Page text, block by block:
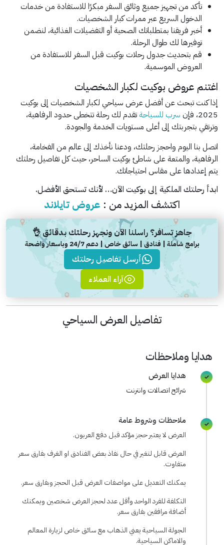
تأكد من تجهيز جميع وثائق السفر مبكرًا للاستفادة من خدمات
الدخول السريع عبر ممرات كبار الشخصيات.
أخبر فريقنا بمتطلباتك الصحية أو التفضيلات الغذائية، لنضمن
توفيرها لك طوال الرحلة.
قم بتحديث جدول رحلات بوكيت قبل السفر للاستفادة من
العروض الموسمية.
اغتنم عروض بوكيت لكبار الشخصيات
إذا كنت تبحث عن أفضل عرض سياحي لكبار الشخصيات إلى بوكيت
2025، فإن
سرب للسياحة تقدم لك رحلة تتخطى حدود الرفاهية،
وترتقي بتجربتك إلى أعلى مستويات الخدمة والجودة.
اتصل بنا اليوم واحجز رحلتك، ودعنا نأخذك إلى عالم من الفخامة،
الرفاهية، والمتعة على شاطئ بوكيت الساحر، حيث كل تفاصيل رحلتك
يتم إعدادها على مقاس احتياجاتك.
ابدأ رحلتك الملكية إلى بوكيت الآن… لأنك تستحق الأفضل.
اكتشف المزيد من : عروض تايلاند
جاهز تسافر؟ راسلنا الآن ونجهز رحلتك بدقائق 👌
برامج شاملة | فنادق | سائق خاص | دعم 24/7 وباسعار واضحة
أرسل تفاصيل رحلتك
آراء العملاء
تفاصيل العرض السياحي
هدايا وملاحظات
هدايا العرض
شرائح اتصالات وانترنت
ملاحظات وشروط عامة
العرض لا يعتبر حجز مؤكد قبل دفع العربون.
العرض قابل لتغير في حال نفاذ بعض الفنادق او الغرف بفارق سعر
متفاوت.
يمكنك التعديل على مواصفات العرض قبل الحجز وبفارق سعر.
التكلفة للفرد الواحد وأقل عدد لحجز العرض شخصين ويمكنك
أضافة مرافقين بفارق سعر.
الجولة السياحية يعني الذهاب مع سائق خاص لزيارة المعالم
والاماكن السياحية.